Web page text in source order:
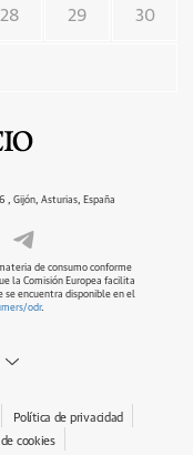
28 29 30
, Gijón, Asturias, España
de consumo conforme
la Comisión Europea facilita
encuentra disponible en el
odr.
Política de privacidad
cookies